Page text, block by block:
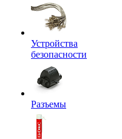
Устройства
безопасности
Разъемы